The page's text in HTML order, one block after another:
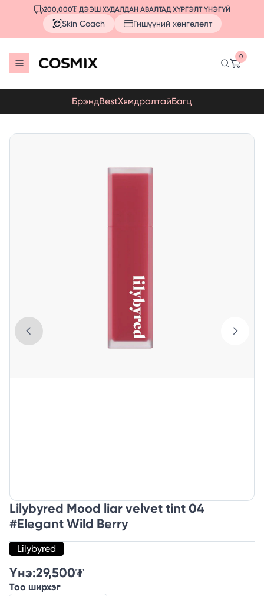
200,000₮ ДЭЭШ ХУДАЛДАН АВАЛТАД ХҮРГЭЛТ ҮНЭГҮЙ
Skin Coach Гишүүний хөнгөлөлт
0
БрэндBestХямдралтайБагц
Lilybyred Mood liar velvet tint 04
#Elegant Wild Berry
Lilybyred
Үнэ:29,500₮
Тоо ширхэг